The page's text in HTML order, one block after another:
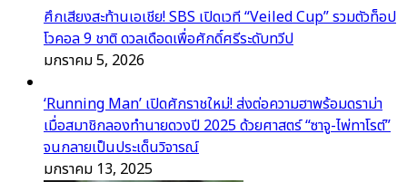
ศึกเสียงสะท้านเอเชีย! SBS เปิดเวที “Veiled Cup” รวมตัวท็อป
โวคอล 9 ชาติ ดวลเดือดเพื่อศักดิ์ศรีระดับทวีป
มกราคม 5, 2026
‘Running Man’ เปิดศักราชใหม่! ส่งต่อความฮาพร้อมดราม่า
เมื่อสมาชิกลองทำนายดวงปี 2025 ด้วยศาสตร์ “ซาจู-ไพ่ทาโรต์”
จนกลายเป็นประเด็นวิจารณ์
มกราคม 13, 2025